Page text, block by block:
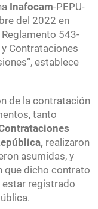
Inafocam-PEPU-
del 2022 en
543-
Contrataciones
establece
de la contratación
tanto
realizaron
asumidas, y
que dicho contrato
registrado